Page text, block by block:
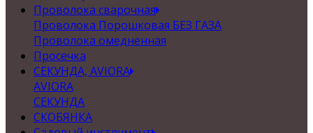
Проволока сварочная
Проволока Порошковая БЕЗ ГАЗА
Проволока омедненная
Просечка
СЕКУНДА, AVIORA
AVIORA
СЕКУНДА
СКОБЯНКА